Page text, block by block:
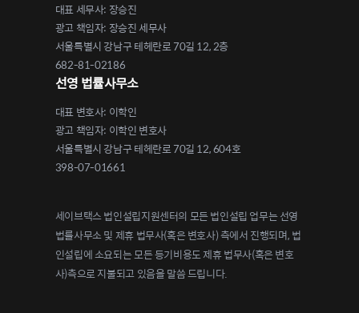
대표 세무사: 장승진
광고 책임자: 장승진 세무사
서울특별시 강남구 테헤란로 70길 12, 2층
682-81-02186
선영 법률사무소
대표 변호사: 이학인
광고 책임자: 이학인 변호사
서울특별시 강남구 테헤란로 70길 12, 604호
398-07-01661
세이브택스 법인설립지원센터의 모든 법인설립 업무는 선영
법률사무소 및 제휴 법무사(혹은 변호사) 측에서 진행되며, 법
인설립에 소요되는 모든 등기비용도 제휴 법무사(혹은 변호
사)측으로 지불되고 있음을 말씀 드립니다.